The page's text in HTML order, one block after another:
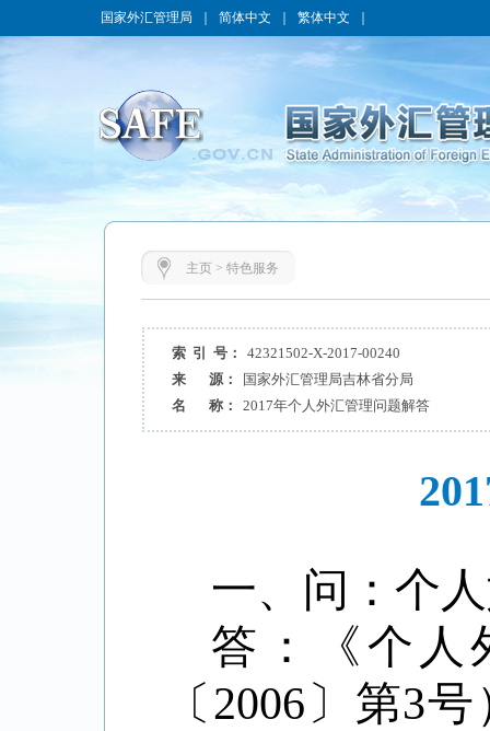
国家外汇管理局 简体中文 繁体中文
主页> 特色服务
索 引 号：
42321502-X-2017-00240
来 源：
国家外汇管理局吉林省分局
名 称：
2017年个人外汇管理问题解答
一、问：个
答：
《个
〔2006〕第3